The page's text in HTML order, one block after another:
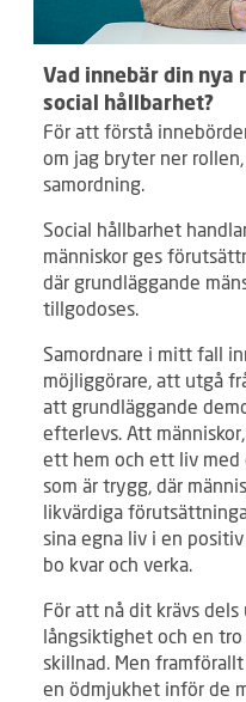
Vad innebär din nya
social hållbarhet?
För att förstå
om jag bryter ner
samordning.
Social hållbarhet
människor ges
där grundläggande
tillgodoses.
Samordnare i mitt fall
möjliggörare, att utgå
att grundläggande
efterlevs. Att
ett hem och ett liv med
som är trygg, där
likvärdiga
sina egna liv i en
bo kvar och verka.
För att nå dit krävs
långsiktighet och en
skillnad. Men
en ödmjukhet inför de